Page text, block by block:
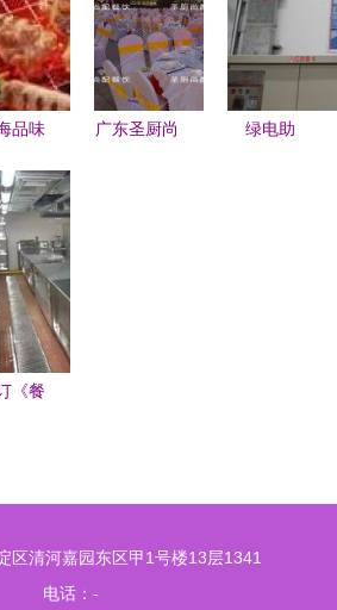
优？
聚焦餐饮服
务创新
业餐饮新标
杆
品味
会遇
户外
团队
然要
兴
广东圣厨尚
绿电助
《餐
读餐
区清河嘉园东区甲1号楼13层1341
电话：-